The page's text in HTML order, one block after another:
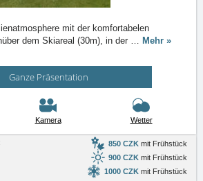
mit der komfortabelen
dem Skiareal (30m), in der … Mehr »
Ganze Präsentation
Kamera Wetter
850 CZK mit Frühstück
900 CZK mit Frühstück
1000 CZK mit Frühstück